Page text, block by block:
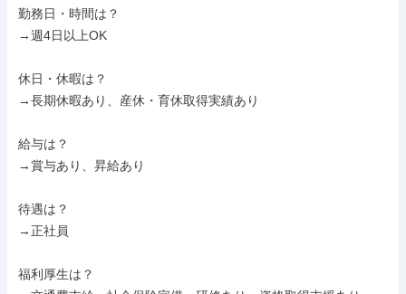
勤務日・時間は？
→週4日以上OK
休日・休暇は？
→長期休暇あり、産休・育休取得実績あり
給与は？
→賞与あり、昇給あり
待遇は？
→正社員
福利厚生は？